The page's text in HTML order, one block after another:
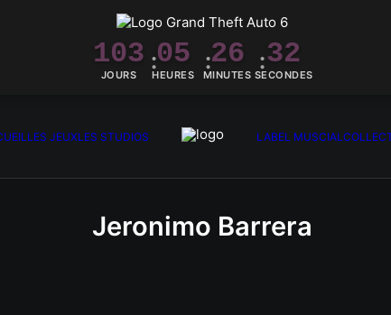
103
JOURS
05
HEURES
26
MINUTES
32
SECONDES
LES JEUXLES STUDIOS LABEL MUSCIAL
Jeronimo Barrera